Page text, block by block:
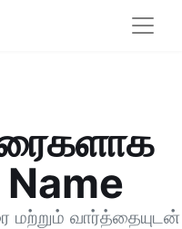
Name
மற்றும் வார்த்தையுடன்